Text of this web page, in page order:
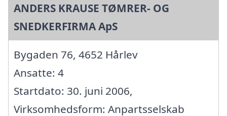
ANDERS KRAUSE TØMRER- OG
SNEDKERFIRMA ApS
Bygaden 76, 4652 Hårlev
Ansatte: 4
Startdato: 30. juni 2006,
Virksomhedsform: Anpartsselskab